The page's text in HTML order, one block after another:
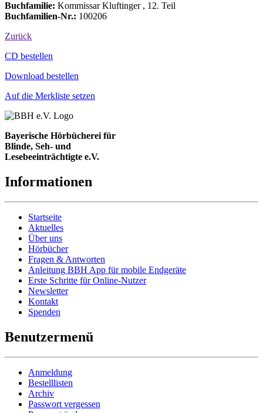
Buchfamilie: Kommissar Kluftinger , 12. Teil
Buchfamilien-Nr.: 100206
Zurück
Bestell-Aktionen
CD bestellen
Download bestellen
Auf die Merkliste setzen
Bayerische Hörbücherei für
Blinde, Seh- und
Lesebeeinträchtigte e.V.
Informationen
Startseite
Aktuelles
Über uns
Hörbücher
Fragen & Antworten
Anleitung BBH App für mobile Endgeräte
Erste Schritte für Online-Nutzer
Newsletter
Kontakt
Spenden
Benutzermenü
Anmeldung
Bestelllisten
Archiv
Passwort vergessen